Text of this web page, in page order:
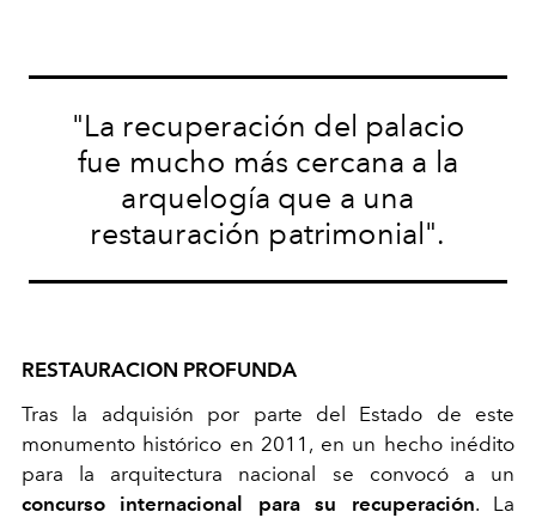
"La recuperación del palacio
fue mucho más cercana a la
arquelogía que a una
restauración patrimonial".
RESTAURACION PROFUNDA
Tras la adquisión por parte del Estado de este
monumento histórico en 2011, en un hecho inédito
para la arquitectura nacional se convocó a un
concurso internacional para su recuperación. La